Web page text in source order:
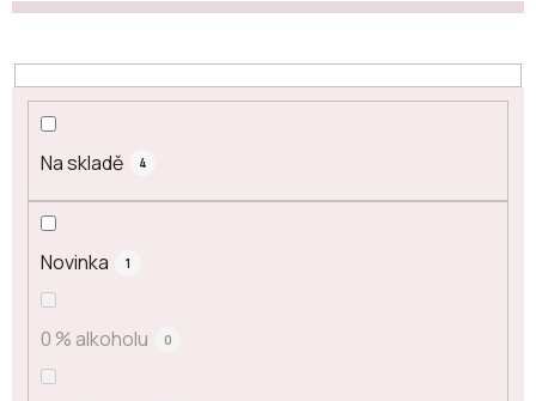
Na skladě 4
Novinka 1
0 % alkoholu 0